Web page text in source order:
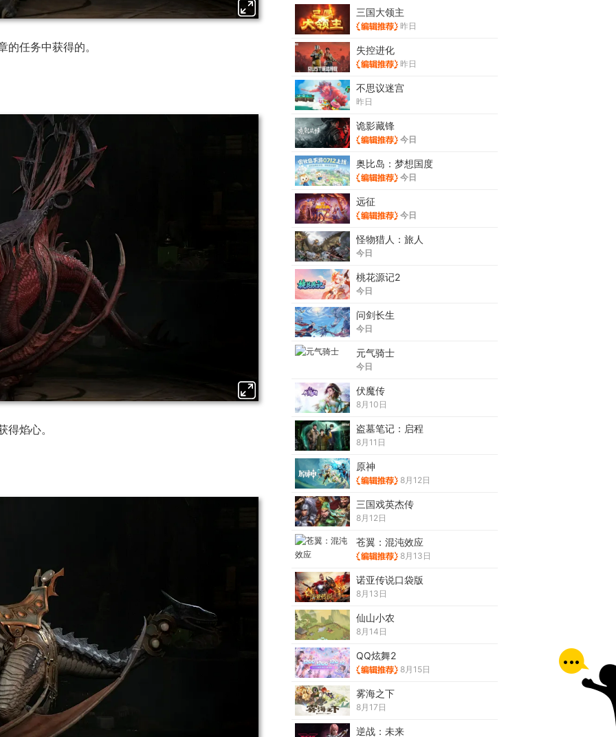
任务中获得的。
焰心。
三国大领主
昨日
失控进化
昨日
不思议迷宫
昨日
诡影藏锋
今日
奥比岛：梦想国度
今日
远征
今日
怪物猎人：旅人
今日
桃花源记2
今日
问剑长生
今日
元气骑士
今日
伏魔传
8月10日
盗墓笔记：启程
8月11日
原神
8月12日
三国戏英杰传
8月12日
苍翼：混沌效应
8月13日
诺亚传说口袋版
8月13日
仙山小农
8月14日
QQ炫舞2
8月15日
雾海之下
8月17日
逆战：未来